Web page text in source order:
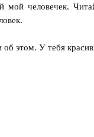
человечек.
этом. У тебя